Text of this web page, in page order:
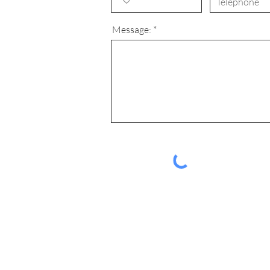
Message: